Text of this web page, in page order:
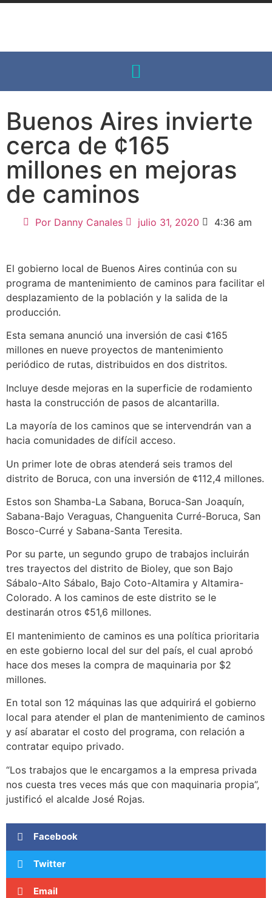
Buenos Aires invierte
cerca de ¢165
millones en mejoras
de caminos
Por Danny Canales julio 31, 2020 4:36 am
El gobierno local de Buenos Aires continúa con su
programa de mantenimiento de caminos para facilitar el
desplazamiento de la población y la salida de la
producción.
Esta semana anunció una inversión de casi ¢165
millones en nueve proyectos de mantenimiento
periódico de rutas, distribuidos en dos distritos.
Incluye desde mejoras en la superficie de rodamiento
hasta la construcción de pasos de alcantarilla.
La mayoría de los caminos que se intervendrán van a
hacia comunidades de difícil acceso.
Un primer lote de obras atenderá seis tramos del
distrito de Boruca, con una inversión de ¢112,4 millones.
Estos son Shamba-La Sabana, Boruca-San Joaquín,
Sabana-Bajo Veraguas, Changuenita Curré-Boruca, San
Bosco-Curré y Sabana-Santa Teresita.
Por su parte, un segundo grupo de trabajos incluirán
tres trayectos del distrito de Bioley, que son Bajo
Sábalo-Alto Sábalo, Bajo Coto-Altamira y Altamira-
Colorado. A los caminos de este distrito se le
destinarán otros ¢51,6 millones.
El mantenimiento de caminos es una política prioritaria
en este gobierno local del sur del país, el cual aprobó
hace dos meses la compra de maquinaria por $2
millones.
En total son 12 máquinas las que adquirirá el gobierno
local para atender el plan de mantenimiento de caminos
y así abaratar el costo del programa, con relación a
contratar equipo privado.
“Los trabajos que le encargamos a la empresa privada
nos cuesta tres veces más que con maquinaria propia”,
justificó el alcalde José Rojas.
Facebook
Twitter
Email